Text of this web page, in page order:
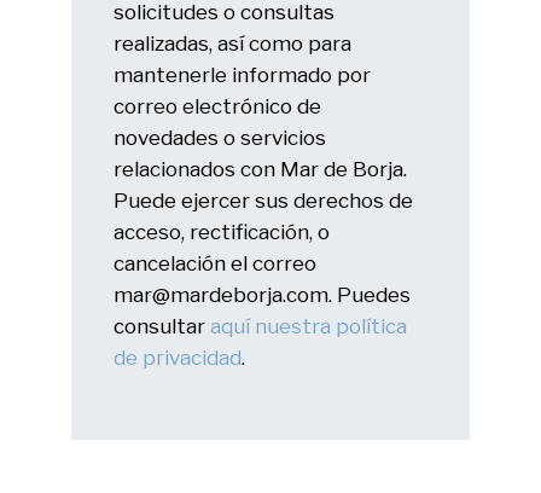
solicitudes o consultas
realizadas, así como para
mantenerle informado por
correo electrónico de
novedades o servicios
relacionados con Mar de Borja.
Puede ejercer sus derechos de
acceso, rectificación, o
cancelación el correo
mar@mardeborja.com. Puedes
consultar aquí nuestra política
de privacidad.